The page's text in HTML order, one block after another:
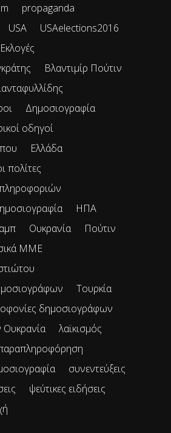
propaganda
USA
USAelections2016
Βλαντιμίρ Πούτιν
Δημοσιογραφία
οδηγοί
Ελλάδα
πολίτες
ΗΠΑ
Ουκρανία
Πούτιν
ΜΜΕ
Τουρκία
δημοσιογράφων
Ουκρανία
λαϊκισμός
συνεντεύξεις
ψεύτικες ειδήσεις